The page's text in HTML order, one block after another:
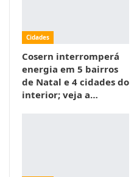
Cidades
Cosern interromperá
energia em 5 bairros
de Natal e 4 cidades do
interior; veja a…